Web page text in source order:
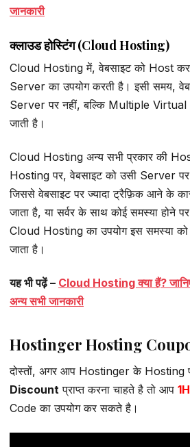
जानकारी
क्लाउड होस्टिंग (Cloud Hosting)
Cloud Hosting में, वेबसाइट को Host
Server का उपयोग करती है। इसी समय,
Server पर नहीं, बल्कि Multiple Virtual
जाती है।
Cloud Hosting अन्य सभी प्रकार की
Hosting पर, वेबसाइट को उसी Server पर
जिससे वेबसाइट पर ज्यादा ट्रैफ़िक आने के
जाता है, या सर्वर के साथ कोई समस्या होने
Cloud Hosting का उपयोग इस समस्या
जाता है।
यह भी पढ़ें – Cloud Hosting क्या हैं?
अन्य सभी जानकारी
Hostinger Hosting
दोस्तों, अगर आप Hostinger के Hosting
Discount प्राप्त करना चाहते है तो आप
Code का उपयोग कर सकते है।